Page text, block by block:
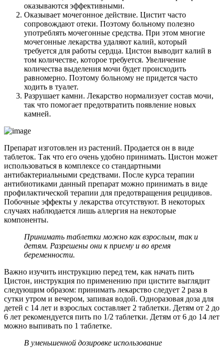
оказываются эффективными.
Оказывает мочегонное действие. Цистит часто
сопровождают отеки. Поэтому больному полезно
употреблять мочегонные средства. При этом многие
мочегонные лекарства удаляют калий, который
требуется для работы сердца. Цистон выводит калий в
том количестве, которое требуется. Увеличение
количества выделения мочи будет происходить
равномерно. Поэтому больному не придется часто
ходить в туалет.
Разрушает камни. Лекарство нормализует состав мочи,
так что помогает предотвратить появление новых
камней.
Препарат изготовлен из растений. Продается он в виде
таблеток. Так что его очень удобно принимать. Цистон может
использоваться в комплексе со стандартными
антибактериальными средствами. После курса терапии
антибиотиками данный препарат можно принимать в виде
профилактической терапии для предотвращения рецидивов.
Побочные эффекты у лекарства отсутствуют. В некоторых
случаях наблюдается лишь аллергия на некоторые
компоненты.
Принимать таблетки можно как взрослым, так и
детям. Разрешены они к приему и во время
беременности.
Важно изучить инструкцию перед тем, как начать пить
Цистон, инструкция по применению при цистите выглядит
следующим образом: принимать лекарство следует 2 раза в
сутки утром и вечером, запивая водой. Одноразовая доза для
детей с 14 лет и взрослых составляет 2 таблетки. Детям от 2 до
6 лет рекомендуется пить по 1/2 таблетки. Детям от 6 до 14 лет
можно выпивать по 1 таблетке.
В уменьшенной дозировке использование